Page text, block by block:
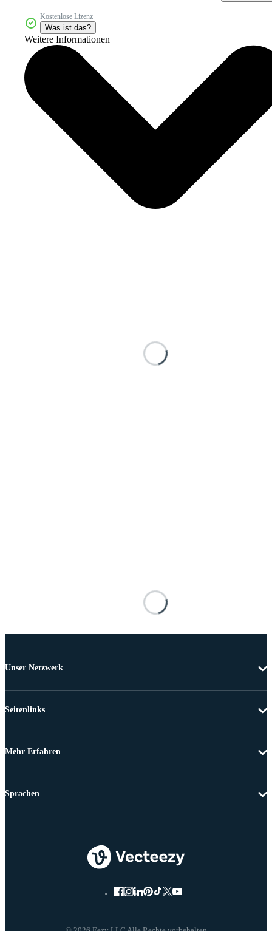
Kostenlose Lizenz
Was ist das?
Weitere Informationen
Unser Netzwerk
Seitenlinks
Mehr Erfahren
Sprachen